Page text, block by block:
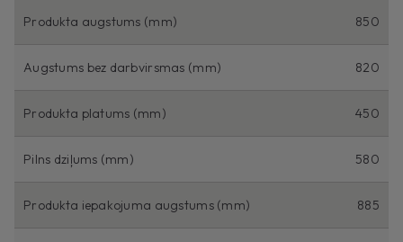
Produkta augstums (mm) 850
Augstums bez darbvirsmas (mm) 820
Produkta platums (mm) 450
Pilns dziļums (mm) 580
Produkta iepakojuma augstums (mm) 885